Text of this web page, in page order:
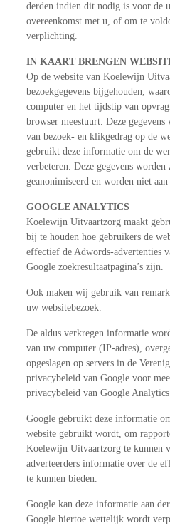
derden indien dit nodig is voor de
overeenkomst met u, of om te
verplichting.
IN KAART BRENGEN
Op de website van Koelewijn
bezoekgegevens bijgehouden,
computer en het tijdstip van
browser meestuurt. Deze
van bezoek- en klikgedrag op de
gebruikt deze informatie om de
verbeteren. Deze gegevens
geanonimiseerd en worden niet
GOOGLE ANALYTICS
Koelewijn Uitvaartzorg maakt
bij te houden hoe gebruikers de
effectief de Adwords-advertenties
Google zoekresultaatpagina’s zijn.
Ook maken wij gebruik van
uw websitebezoek.
De aldus verkregen informatie
van uw computer (IP-adres),
opgeslagen op servers in de
privacybeleid van Google voor
privacybeleid van Google
Google gebruikt deze informatie
website gebruikt wordt, om
Koelewijn Uitvaartzorg te kunnen
adverteerders informatie over de
te kunnen bieden.
Google kan deze informatie aan
Google hiertoe wettelijk wordt